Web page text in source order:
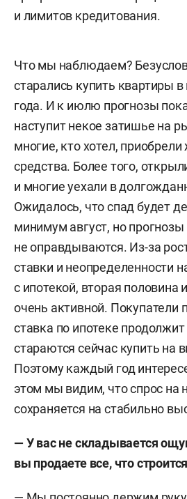
и лимитов кредитования.
Что мы наблюдаем?
старались купить квартиры
года. И к июлю прогнозы
наступит некое затишье на
многие, кто хотел,
средства. Более того,
и многие уехали в
Ожидалось, что спад будет
минимум август, но прогнозы
не оправдываются. Из-за
ставки и неопределенности
с ипотекой, вторая половина
очень активной. Покупатели
ставка по ипотеке
стараются сейчас купить на
Поэтому каждый год
этом мы видим, что спрос на
сохраняется на стабильно
— У вас не складывается
вы продаете все, что